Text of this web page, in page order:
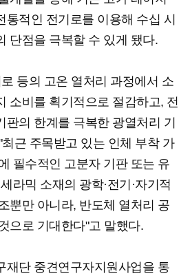
통적인 전기로를 이용해 수십 시
단점을 극복할 수 있게 됐다.
등의 고온 열처리 과정에서 소
소비를 획기적으로 절감하고, 전
판의 한계를 극복한 광열처리 기
근 주목받고 있는 인체 부착 가
필수적인 고분자 기판 또는 유
라믹 소재의 광학·전기·자기적
뿐만 아니라, 반도체 열처리 공
으로 기대한다"고 말했다.
재단 중견연구자지원사업을 통